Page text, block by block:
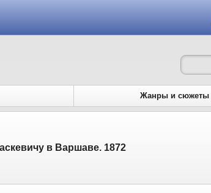
Жанры и сюжеты
в Варшаве. 1872